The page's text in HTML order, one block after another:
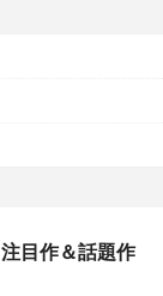
目作＆話題作